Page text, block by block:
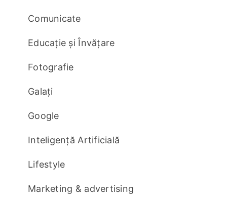
Comunicate
Educație și Învățare
Fotografie
Galați
Google
Inteligență Artificială
Lifestyle
Marketing & advertising